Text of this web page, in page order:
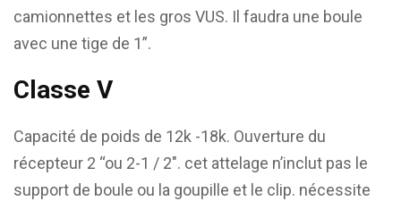
camionnettes et les gros VUS. Il faudra une boule
avec une tige de 1”.
Classe V
Capacité de poids de 12k -18k. Ouverture du
récepteur 2 “ou 2-1 / 2″. cet attelage n’inclut pas le
support de boule ou la goupille et le clip. nécessite